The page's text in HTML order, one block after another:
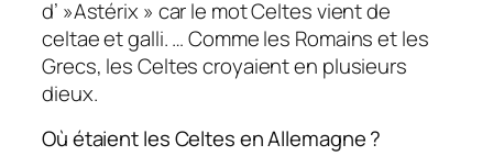
d’ »Astérix » car le mot Celtes vient de
celtae et galli. … Comme les Romains et les
Grecs, les Celtes croyaient en plusieurs
dieux.
Où étaient les Celtes en Allemagne ?